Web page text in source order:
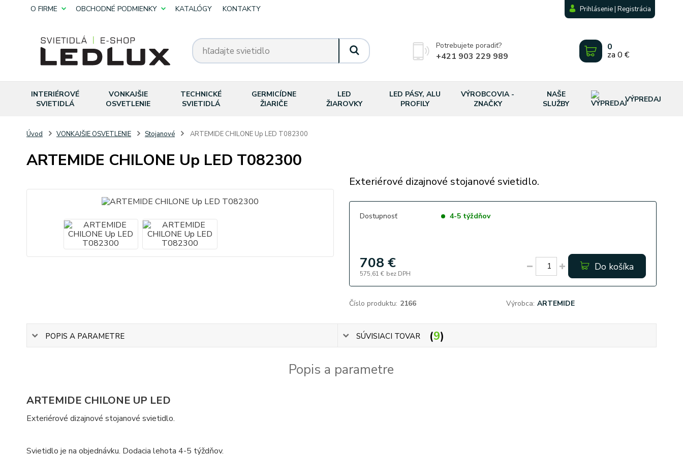
O FIRME OBCHODNÉ PODMIENKY KATALÓGY KONTAKTY Prihlásenie | Registrácia
Potrebujete poradiť?
+421 903 229 989
0
za 0 €
INTERIÉROVÉ
SVIETIDLÁ
VONKAJŠIE
OSVETLENIE
TECHNICKÉ
SVIETIDLÁ
GERMICÍDNE
ŽIARIČE
LED
ŽIAROVKY
LED PÁSY, ALU
PROFILY
VÝROBCOVIA -
ZNAČKY
NAŠE
SLUŽBY
VÝPREDAJ
Úvod VONKAJŠIE OSVETLENIE Stojanové ARTEMIDE CHILONE Up LED T082300
ARTEMIDE CHILONE Up LED T082300
Exteriérové dizajnové stojanové svietidlo.
Dostupnosť 4-5 týždňov
708 €
575,61 € bez DPH
Do košíka
Číslo produktu: 2166 Výrobca: ARTEMIDE
POPIS A PARAMETRE SÚVISIACI TOVAR 9
Popis a parametre
ARTEMIDE CHILONE UP LED
Exteriérové dizajnové stojanové svietidlo.
Svietidlo je na objednávku. Dodacia lehota 4-5 týždňov.